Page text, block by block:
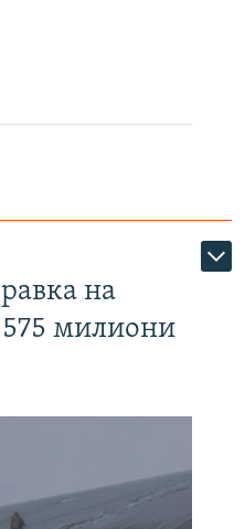
на
милиони